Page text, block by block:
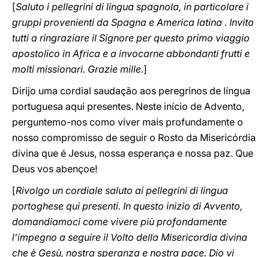
[Saluto i pellegrini di lingua spagnola, in particolare i
gruppi provenienti da Spagna e America latina . Invito
tutti a ringraziare il Signore per questo primo viaggio
apostolico in Africa e a invocarne abbondanti frutti e
molti missionari. Grazie mille.]
Dirijo uma cordial saudação aos peregrinos de língua
portuguesa aqui presentes. Neste início de Advento,
perguntemo-nos como viver mais profundamente o
nosso compromisso de seguir o Rosto da Misericórdia
divina que é Jesus, nossa esperança e nossa paz. Que
Deus vos abençoe!
[Rivolgo un cordiale saluto ai pellegrini di lingua
portoghese qui presenti. In questo inizio di Avvento,
domandiamoci come vivere più profondamente
l’impegno a seguire il Volto della Misericordia divina
che è Gesù, nostra speranza e nostra pace. Dio vi